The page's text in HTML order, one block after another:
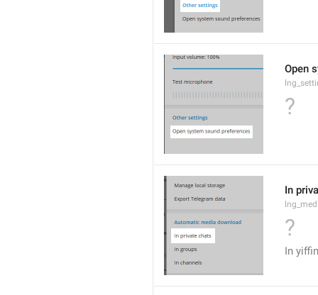
Open
?
In
?
In